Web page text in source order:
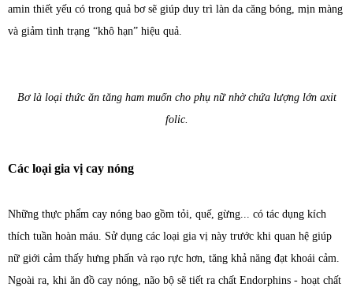
amin thiết yếu có trong quả bơ sẽ giúp duy trì làn da căng bóng, mịn màng
và giảm tình trạng “khô hạn” hiệu quả.
Bơ là loại thức ăn tăng ham muốn cho phụ nữ nhờ chứa lượng lớn axit
folic.
Các loại gia vị cay nóng
Những thực phẩm cay nóng bao gồm tỏi, quế, gừng... có tác dụng kích
thích tuần hoàn máu. Sử dụng các loại gia vị này trước khi quan hệ giúp
nữ giới cảm thấy hưng phấn và rạo rực hơn, tăng khả năng đạt khoái cảm.
Ngoài ra, khi ăn đồ cay nóng, não bộ sẽ tiết ra chất Endorphins - hoạt chất